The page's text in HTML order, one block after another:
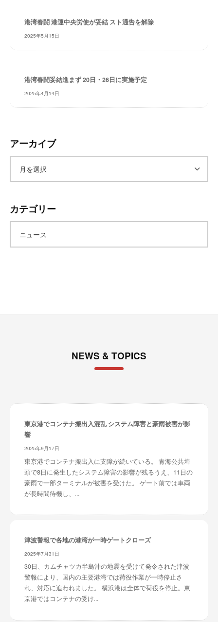
港湾春闘 港運中央労使が妥結 スト通告を解除
2025年5月15日
港湾春闘妥結進まず 20日・26日に実施予定
2025年4月14日
アーカイブ
カ
イ
カテゴリー
ニュース
NEWS & TOPICS
東京港でコンテナ搬出入混乱 システム障害と豪雨被害が影
響
2025年9月17日
東京港でコンテナ搬出入に支障が続いている。 青海公共埠
頭で8日に発生したシステム障害の影響が残るうえ、11日の
豪雨で一部ターミナルが被害を受けた。 ゲート前では車両
が長時間待機し、...
津波警報で各地の港湾が一時ゲートクローズ
2025年7月31日
30日、カムチャツカ半島沖の地震を受けて発令された津波
警報により、国内の主要港湾では荷役作業が一時停止さ
れ、対応に追われました。 横浜港は全体で荷役を停止。東
京港ではコンテナの受け...